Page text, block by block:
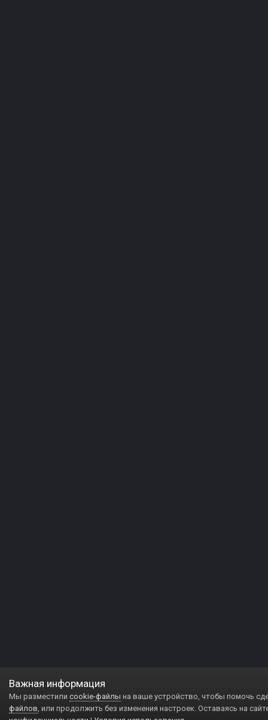
Важная информация
Мы разместили cookie-файлы на ваше устройство, чтобы помочь
файлов, или продолжить без изменения настроек. Оставаясь на